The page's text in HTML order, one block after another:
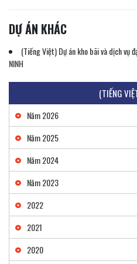
DỰ ÁN KHÁC
(Tiếng Việt) Dự án kho bãi và dịch vụ
NINH
(TIẾNG
Năm 2026
Năm 2025
Năm 2024
Năm 2023
2022
2021
2020